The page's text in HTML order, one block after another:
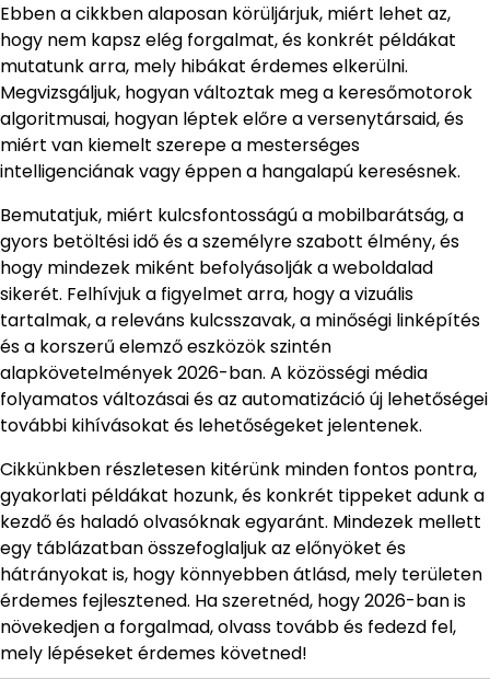
Ebben a cikkben alaposan körüljárjuk, miért lehet az,
hogy nem kapsz elég forgalmat, és konkrét példákat
mutatunk arra, mely hibákat érdemes elkerülni.
Megvizsgáljuk, hogyan változtak meg a keresőmotorok
algoritmusai, hogyan léptek előre a versenytársaid, és
miért van kiemelt szerepe a mesterséges
intelligenciának vagy éppen a hangalapú keresésnek.
Bemutatjuk, miért kulcsfontosságú a mobilbarátság, a
gyors betöltési idő és a személyre szabott élmény, és
hogy mindezek miként befolyásolják a weboldalad
sikerét. Felhívjuk a figyelmet arra, hogy a vizuális
tartalmak, a releváns kulcsszavak, a minőségi linképítés
és a korszerű elemző eszközök szintén
alapkövetelmények 2026-ban. A közösségi média
folyamatos változásai és az automatizáció új lehetőségei
további kihívásokat és lehetőségeket jelentenek.
Cikkünkben részletesen kitérünk minden fontos pontra,
gyakorlati példákat hozunk, és konkrét tippeket adunk a
kezdő és haladó olvasóknak egyaránt. Mindezek mellett
egy táblázatban összefoglaljuk az előnyöket és
hátrányokat is, hogy könnyebben átlásd, mely területen
érdemes fejlesztened. Ha szeretnéd, hogy 2026-ban is
növekedjen a forgalmad, olvass tovább és fedezd fel,
mely lépéseket érdemes követned!